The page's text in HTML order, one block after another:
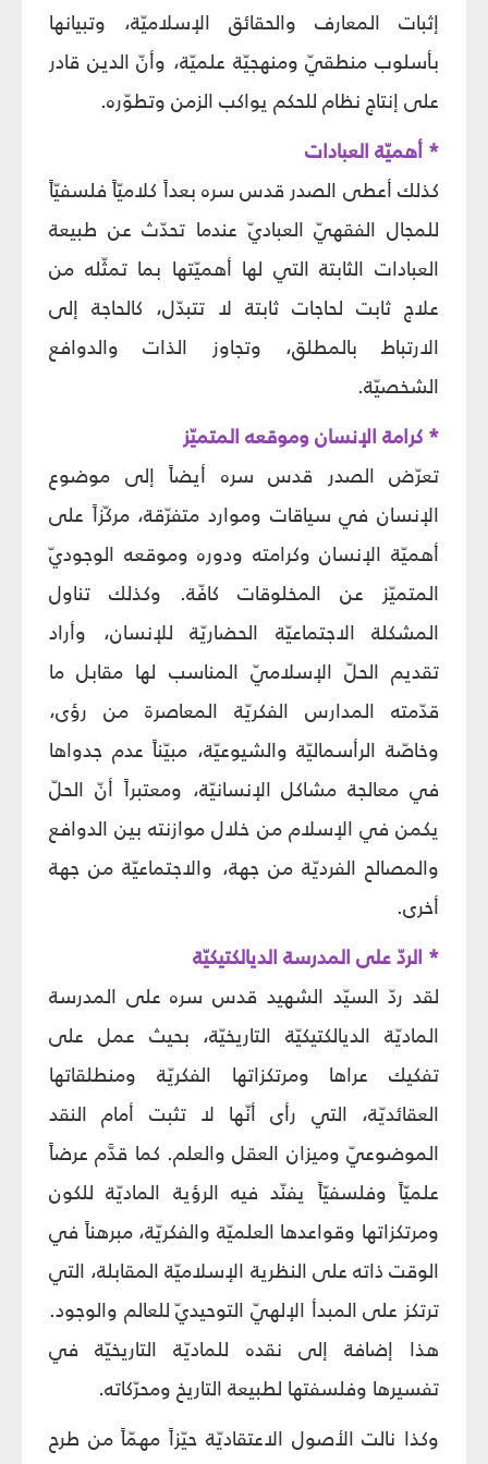
إثبات المعارف والحقائق الإسلاميّة، وتبيانها
بأسلوب منطقيّ ومنهجيّة علميّة، وأنّ الدين قادر
على إنتاج نظام للحكم يواكب الزمن وتطوّره.
* أهميّة العبادات
كذلك أعطى الصدر قدس سره بعداً كلاميّاً فلسفيّاً
للمجال الفقهيّ العباديّ عندما تحدّث عن طبيعة
العبادات الثابتة التي لها أهميّتها بما تمثّله من
علاج ثابت لحاجات ثابتة لا تتبدّل، كالحاجة إلى
الارتباط بالمطلق، وتجاوز الذات والدوافع
الشخصيّة.
* كرامة الإنسان وموقعه المتميّز
تعرّض الصدر قدس سره أيضاً إلى موضوع
الإنسان في سياقات وموارد متفرّقة، مركّزاً على
أهميّة الإنسان وكرامته ودوره وموقعه الوجوديّ
المتميّز عن المخلوقات كافّة. وكذلك تناول
المشكلة الاجتماعيّة الحضاريّة للإنسان، وأراد
تقديم الحلّ الإسلاميّ المناسب لها مقابل ما
قدّمته المدارس الفكريّة المعاصرة من رؤى،
وخاصّة الرأسماليّة والشيوعيّة، مبيّناً عدم جدواها
في معالجة مشاكل الإنسانيّة، ومعتبراً أنّ الحلّ
يكمن في الإسلام من خلال موازنته بين الدوافع
والمصالح الفرديّة من جهة، والاجتماعيّة من جهة
أخرى.
* الردّ على المدرسة الديالكتيكيّة
لقد ردّ السيّد الشهيد قدس سره على المدرسة
الماديّة الديالكتيكيّة التاريخيّة، بحيث عمل على
تفكيك عراها ومرتكزاتها الفكريّة ومنطلقاتها
العقائديّة، التي رأى أنّها لا تثبت أمام النقد
الموضوعيّ وميزان العقل والعلم. كما قدَّم عرضاً
علميّاً وفلسفيّاً يفنّد فيه الرؤية الماديّة للكون
ومرتكزاتها وقواعدها العلميّة والفكريّة، مبرهناً في
الوقت ذاته على النظرية الإسلاميّة المقابلة، التي
ترتكز على المبدأ الإلهيّ التوحيديّ للعالم والوجود.
هذا إضافة إلى نقده للماديّة التاريخيّة في
تفسيرها وفلسفتها لطبيعة التاريخ ومحرّكاته.
وكذا نالت الأصول الاعتقاديّة حيّزاً مهمّاً من طرح